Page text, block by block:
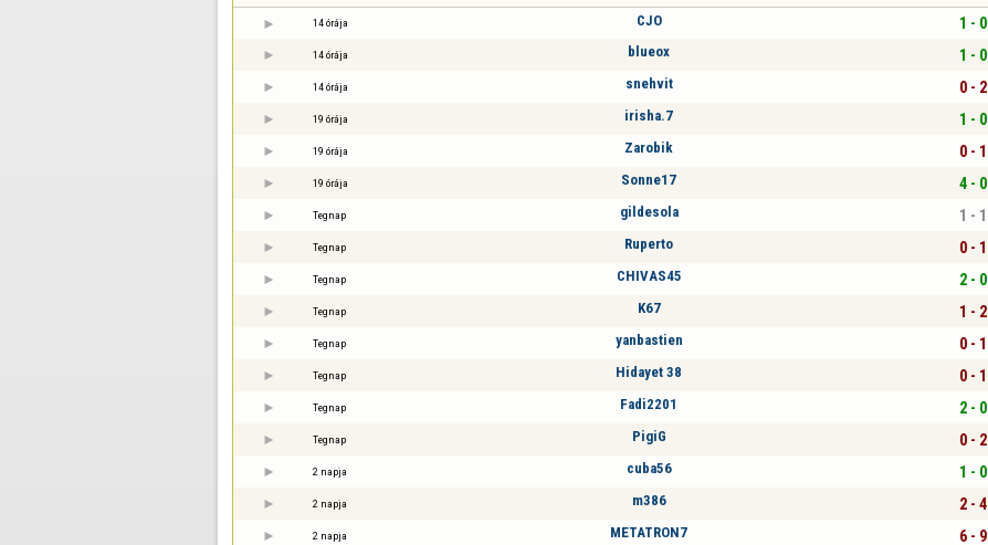
14 órája CJO 1 - 0
14 órája blueox 1 - 0
14 órája snehvit 0 - 2
19 órája irisha.7 1 - 0
19 órája Zarobik 0 - 1
19 órája Sonne17 4 - 0
Tegnap gildesola 1 - 1
Tegnap Ruperto 0 - 1
Tegnap CHIVAS45 2 - 0
Tegnap K67 1 - 2
Tegnap yanbastien 0 - 1
Tegnap Hidayet 38 0 - 1
Tegnap Fadi2201 2 - 0
Tegnap PigiG 0 - 2
2 napja cuba56 1 - 0
2 napja m386 2 - 4
2 napja METATRON7 6 - 9